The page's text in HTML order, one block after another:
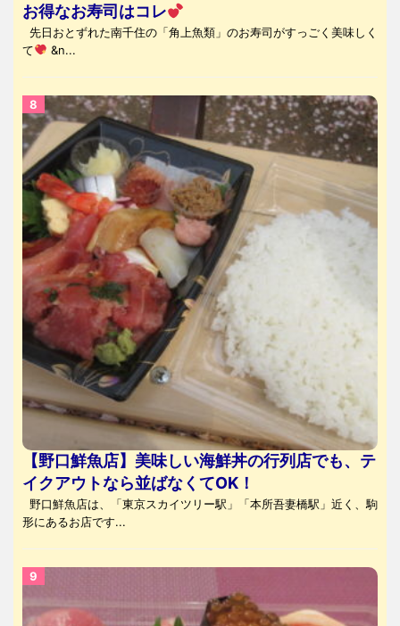
お得なお寿司はコレ
先日おとずれた南千住の「角上魚類」のお寿司がすっごく美味しく
て
&n...
【野口鮮魚店】美味しい海鮮丼の行列店でも、テ
イクアウトなら並ばなくてOK！
野口鮮魚店は、「東京スカイツリー駅」「本所吾妻橋駅」近く、駒
形にあるお店です...